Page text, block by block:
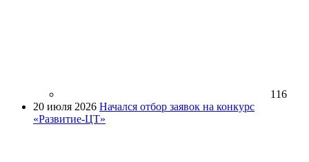
116
20 июля 2026 Начался отбор заявок на конкурс
«Развитие-ЦТ»